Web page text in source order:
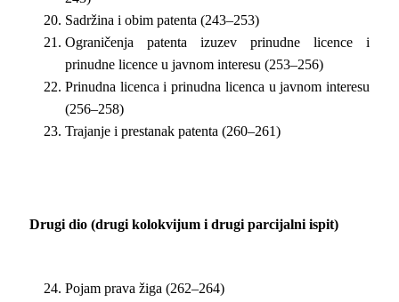
Sadržina i obim patenta (243–253)
Ograničenja patenta izuzev prinudne licence i
prinudne licence u javnom interesu (253–256)
Prinudna licenca i prinudna licenca u javnom interesu
(256–258)
Trajanje i prestanak patenta (260–261)
Drugi dio (drugi kolokvijum i drugi parcijalni ispit)
Pojam prava žiga (262–264)